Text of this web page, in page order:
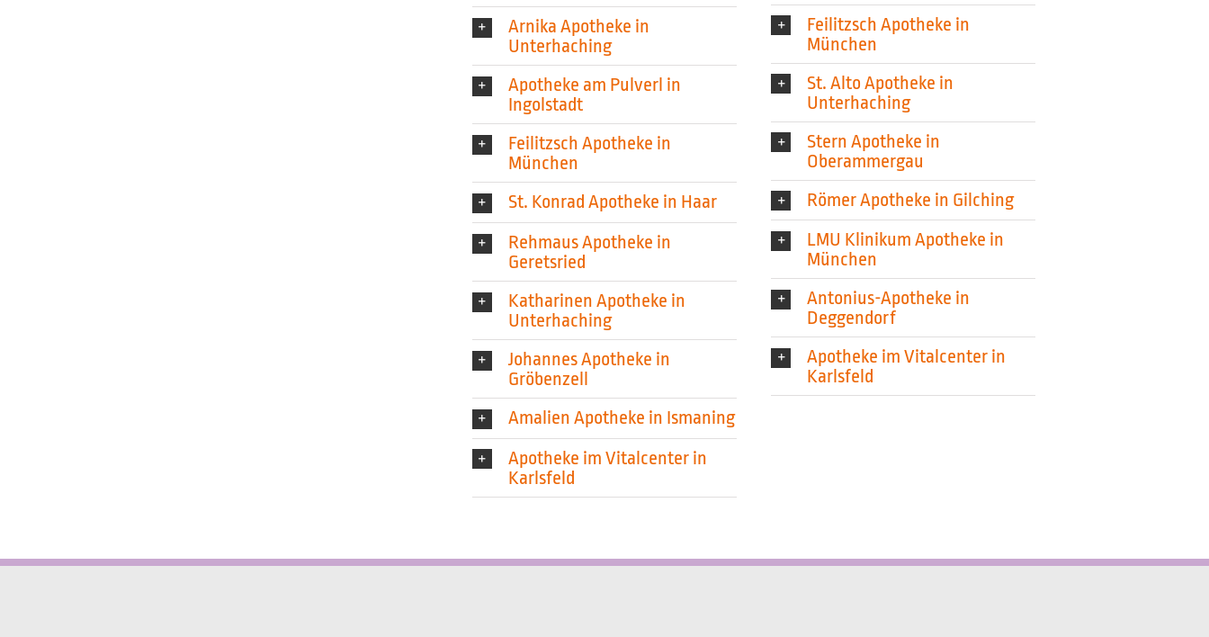
Arnika Apotheke in
Unterhaching
Apotheke am Pulverl in
Ingolstadt
Feilitzsch Apotheke in
München
St. Konrad Apotheke in Haar
Rehmaus Apotheke in
Geretsried
Katharinen Apotheke in
Unterhaching
Johannes Apotheke in
Gröbenzell
Amalien Apotheke in Ismaning
Apotheke im Vitalcenter in
Karlsfeld
Feilitzsch Apotheke in
München
St. Alto Apotheke in
Unterhaching
Stern Apotheke in
Oberammergau
Römer Apotheke in Gilching
LMU Klinikum Apotheke in
München
Antonius-Apotheke in
Deggendorf
Apotheke im Vitalcenter in
Karlsfeld